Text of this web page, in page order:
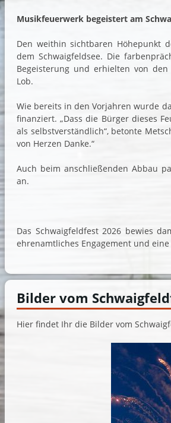
Musikfeuerwerk begeistert am
Den weithin sichtbaren Höhepunkt
dem Schwaigfeldsee. Die
Begeisterung und erhielten von
Lob.
Wie bereits in den Vorjahren wurde
finanziert. „Dass die Bürger dieses
als selbstverständlich“, betonte
von Herzen Danke.“
Auch beim anschließenden Abbau
an.
Das Schwaigfeldfest 2026 bewies
ehrenamtliches Engagement und
Bilder vom
Hier findet Ihr die Bilder vom